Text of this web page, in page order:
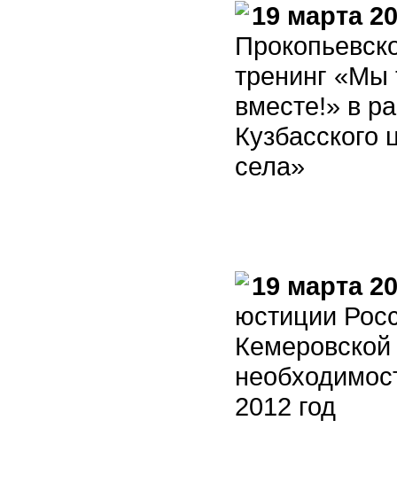
19 марта
тренинг «Мы
вместе!» в
села»
19 марта
юстиции
2012 год